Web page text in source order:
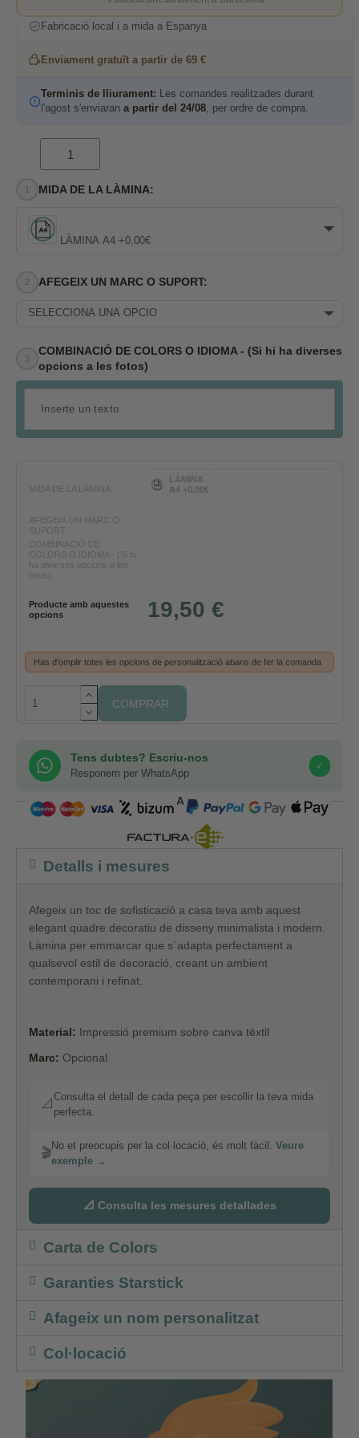
Fabricació local i a mida a Espanya
Enviament gratuït a partir de 69 €
Terminis de lliurament: Les comandes realitzades durant
l'agost s'enviaran a partir del 24/08, per ordre de compra.
MIDA DE LA LÀMINA:
LÀMINA A4 +0,00€
AFEGEIX UN MARC O SUPORT:
SELECCIONA UNA OPCIÓ
COMBINACIÓ DE COLORS O IDIOMA - (Si hi ha diverses
opcions a les fotos)
MIDA DE LA LÀMINA:
LÀMINA
A4 +0,00€
AFEGEIX UN MARC O
SUPORT:
COMBINACIÓ DE
COLORS O IDIOMA - (Si hi
ha diverses opcions a les
fotos)
Producte amb aquestes
opcions
19,50 €
Has d'omplir totes les opcions de personalització abans de fer la comanda
COMPRAR:
Tens dubtes? Escriu-nos
Responem per WhatsApp
✓
COMPRA SEGURA
Detalls i mesures
Afegeix un toc de sofisticació a casa teva amb aquest
elegant quadre decoratiu de disseny minimalista i modern.
Làmina per emmarcar que s´adapta perfectament a
qualsevol estil de decoració, creant un ambient
contemporani i refinat.
Material: Impressió premium sobre canva tèxtil
Marc: Opcional
📐
Consulta el detall de cada peça per escollir la teva mida
perfecta.
🎬
No et preocupis per la col·locació, és molt fàcil. Veure
exemple →
📐 Consulta les mesures detallades
Carta de Colors
Garanties Starstick
Afageix un nom personalitzat
Col·locació